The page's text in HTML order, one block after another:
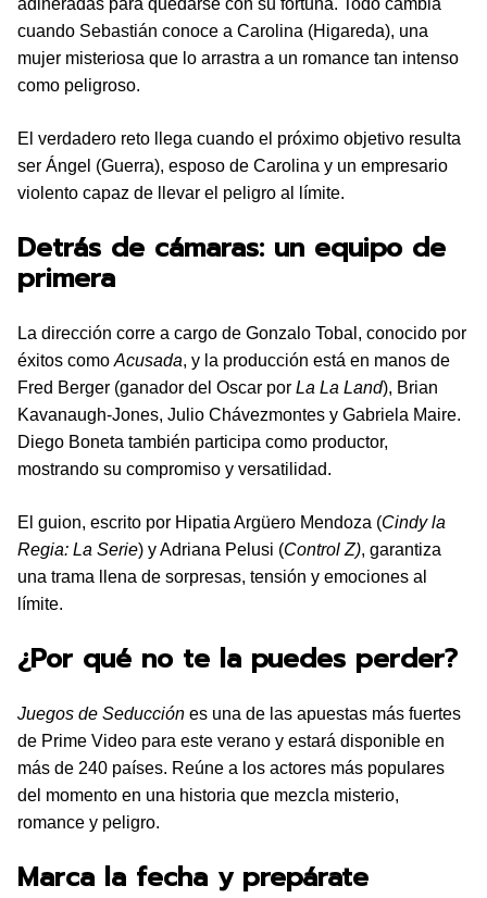
adineradas para quedarse con su fortuna. Todo cambia
cuando Sebastián conoce a Carolina (Higareda), una
mujer misteriosa que lo arrastra a un romance tan intenso
como peligroso.
El verdadero reto llega cuando el próximo objetivo resulta
ser Ángel (Guerra), esposo de Carolina y un empresario
violento capaz de llevar el peligro al límite.
Detrás de cámaras: un equipo de
primera
La dirección corre a cargo de Gonzalo Tobal, conocido por
éxitos como Acusada, y la producción está en manos de
Fred Berger (ganador del Oscar por La La Land), Brian
Kavanaugh-Jones, Julio Chávezmontes y Gabriela Maire.
Diego Boneta también participa como productor,
mostrando su compromiso y versatilidad.
El guion, escrito por Hipatia Argüero Mendoza (Cindy la
Regia: La Serie) y Adriana Pelusi (Control Z), garantiza
una trama llena de sorpresas, tensión y emociones al
límite.
¿Por qué no te la puedes perder?
Juegos de Seducción es una de las apuestas más fuertes
de Prime Video para este verano y estará disponible en
más de 240 países. Reúne a los actores más populares
del momento en una historia que mezcla misterio,
romance y peligro.
Marca la fecha y prepárate